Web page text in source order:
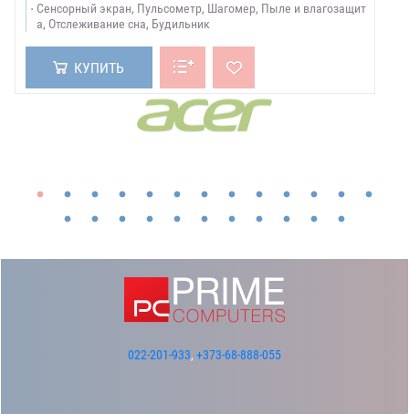
Сенсорный экран, Пульсометр, Шагомер, Пыле и влагозащит
а, Отслеживание сна, Будильник
КУПИТЬ
БРЕНДЫ: Показать все бренды
022-201-933, +373-68-888-055